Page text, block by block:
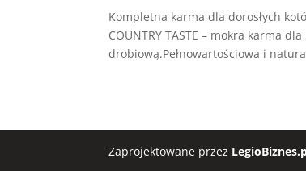
Kompletna karma dla dorosłych
COUNTRY TASTE – mokra karma
drobiową.Pełnowartościowa i
Zaprojektowane przez